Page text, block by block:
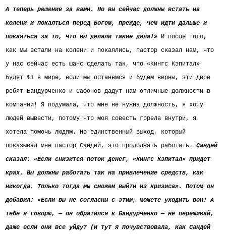
А теперь решение за вами. Но вы сейчас должны встать на
колени и покаяться перед Богом, прежде, чем идти дальше и
покаяться за то, что вы делали такие дела!» И после того,
как мы встали на колени и покаялись, пастор сказал нам, что
у нас сейчас есть шанс сделать так, что «Кингс Кэпитал»
будет №1 в мире, если мы останемся и будем верны, эти двое
ребят Бандурченко и Сафонов дадут нам отличные должности в
компании! Я подумала, что мне не нужна должность, я хочу
людей вывести, потому что моя совесть горела внутри, я
хотела помочь людям. Но единственный выход, который
показывал мне пастор Сандей, это продолжать работать. Сандей
сказал: «Если снизится поток денег, «Кингс Кэпитал» придет
крах. Вы должны работать так на привлечение средств, как
никогда. Только тогда мы сможем выйти из кризиса». Потом он
добавил: «Если вы не согласны с этим, можете уходить вон! А
тебе я говорю, — он обратился к Бандурченко — не переживай,
даже если они все уйдут (и тут я почувствовала, как Сандей